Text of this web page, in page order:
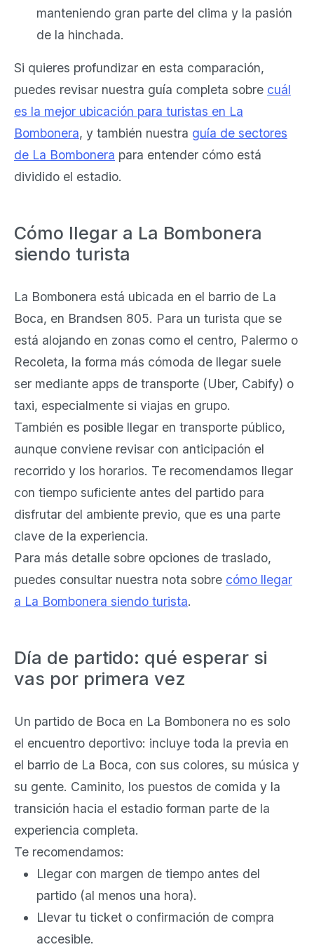
manteniendo gran parte del clima y la pasión
de la hinchada.
Si quieres profundizar en esta comparación,
puedes revisar nuestra guía completa sobre cuál
es la mejor ubicación para turistas en La
Bombonera, y también nuestra guía de sectores
de La Bombonera para entender cómo está
dividido el estadio.
Cómo llegar a La Bombonera
siendo turista
La Bombonera está ubicada en el barrio de La
Boca, en Brandsen 805. Para un turista que se
está alojando en zonas como el centro, Palermo o
Recoleta, la forma más cómoda de llegar suele
ser mediante apps de transporte (Uber, Cabify) o
taxi, especialmente si viajas en grupo.
También es posible llegar en transporte público,
aunque conviene revisar con anticipación el
recorrido y los horarios. Te recomendamos llegar
con tiempo suficiente antes del partido para
disfrutar del ambiente previo, que es una parte
clave de la experiencia.
Para más detalle sobre opciones de traslado,
puedes consultar nuestra nota sobre cómo llegar
a La Bombonera siendo turista.
Día de partido: qué esperar si
vas por primera vez
Un partido de Boca en La Bombonera no es solo
el encuentro deportivo: incluye toda la previa en
el barrio de La Boca, con sus colores, su música y
su gente. Caminito, los puestos de comida y la
transición hacia el estadio forman parte de la
experiencia completa.
Te recomendamos:
Llegar con margen de tiempo antes del
partido (al menos una hora).
Llevar tu ticket o confirmación de compra
accesible.